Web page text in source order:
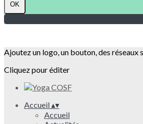
OK
Ajoutez un logo, un bouton, des réseaux
Cliquez pour éditer
Accueil▴▾
Accueil